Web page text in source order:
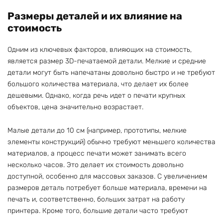
Размеры деталей и их влияние на
стоимость
Одним из ключевых факторов, влияющих на стоимость,
является размер 3D-печатаемой детали. Мелкие и средние
детали могут быть напечатаны довольно быстро и не требуют
большого количества материала, что делает их более
дешевыми. Однако, когда речь идет о печати крупных
объектов, цена значительно возрастает.
Малые детали до 10 см (например, прототипы, мелкие
элементы конструкций) обычно требуют меньшего количества
материалов, а процесс печати может занимать всего
несколько часов. Это делает их стоимость довольно
доступной, особенно для массовых заказов. С увеличением
размеров деталь потребует больше материала, времени на
печать и, соответственно, больших затрат на работу
принтера. Кроме того, большие детали часто требуют